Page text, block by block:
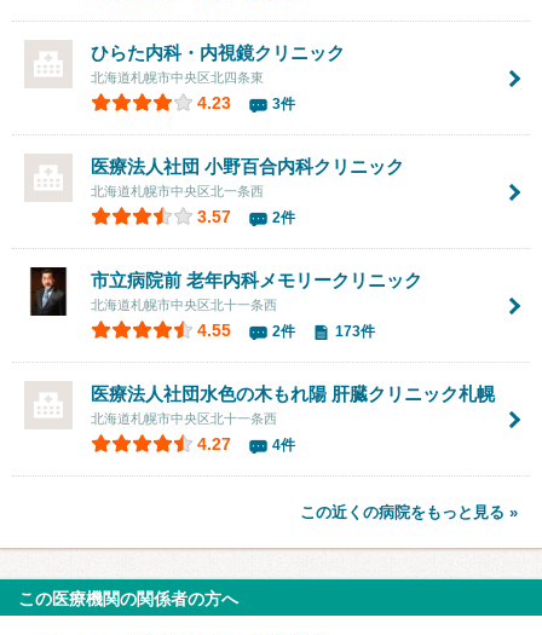
ひらた内科・内視鏡クリニック
北海道札幌市中央区北四条東
4.23 3件
医療法人社団 小野百合内科クリニック
北海道札幌市中央区北一条西
3.57 2件
市立病院前 老年内科メモリークリニック
北海道札幌市中央区北十一条西
4.55 2件 173件
医療法人社団水色の木もれ陽 肝臓クリニック札幌
北海道札幌市中央区北十一条西
4.27 4件
この近くの病院をもっと見る »
この医療機関の関係者の方へ